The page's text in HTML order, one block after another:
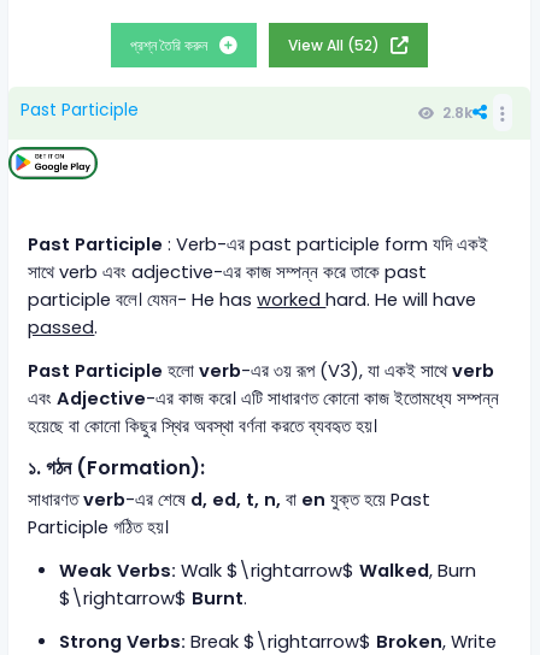
প্রশ্ন তৈরি করুন View All (52)
Past Participle 2.8k
Past Participle: Verb-এর past participle form যদি একই
সাথে verb এবং adjective-এর কাজ সম্পন্ন করে তাকে past
participle বলে। যেমন- He hasworkedhard. He will have
passed.
Past Participle হলোverb-এর ৩য় রূপ (V3), যা একই সাথেverb
এবংAdjective-এর কাজ করে। এটি সাধারণত কোনো কাজ ইতোমধ্যে সম্পন্ন
হয়েছে বা কোনো কিছুর স্থির অবস্থা বর্ণনা করতে ব্যবহৃত হয়।
১. গঠন (Formation):
সাধারণতverb-এর শেষে d, ed, t, n, বা en যুক্ত হয়ে Past
Participle গঠিত হয়।
Weak Verbs: Walk $\rightarrow$ Walked, Burn
$\rightarrow$ Burnt.
Strong Verbs: Break $\rightarrow$ Broken, Write